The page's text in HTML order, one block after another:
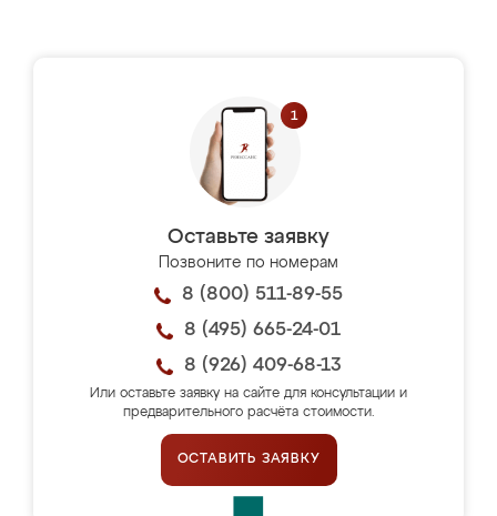
Оставьте заявку
Позвоните по номерам
8 (800) 511-89-55
8 (495) 665-24-01
8 (926) 409-68-13
Или оставьте заявку на сайте для консультации и
предварительного расчёта стоимости.
ОСТАВИТЬ ЗАЯВКУ